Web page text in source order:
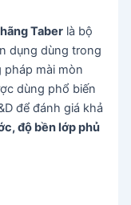
Taber là bộ
dụng dùng trong
mài mòn
dùng phổ biến
để đánh giá khả
độ bền lớp phủ